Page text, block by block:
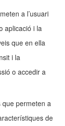
a l’usuari
aplicació i la
que en ella
i la
o accedir a
que permeten a
de